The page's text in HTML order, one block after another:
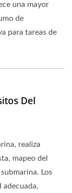
una mayor
de
para tareas de
Del
realiza
mapeo del
Los
adecuada,